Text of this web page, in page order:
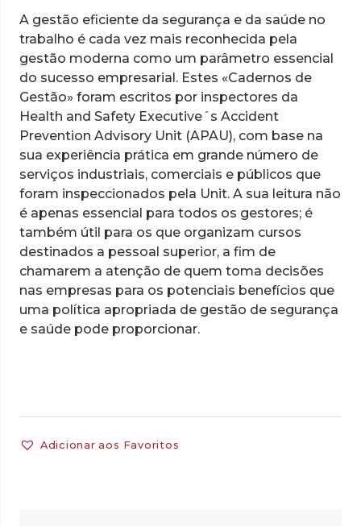
A gestão eficiente da segurança e da saúde no
trabalho é cada vez mais reconhecida pela
gestão moderna como um parâmetro essencial
do sucesso empresarial. Estes «Cadernos de
Gestão» foram escritos por inspectores da
Health and Safety Executive´s Accident
Prevention Advisory Unit (APAU), com base na
sua experiência prática em grande número de
serviços industriais, comerciais e públicos que
foram inspeccionados pela Unit. A sua leitura não
é apenas essencial para todos os gestores; é
também útil para os que organizam cursos
destinados a pessoal superior, a fim de
chamarem a atenção de quem toma decisões
nas empresas para os potenciais benefícios que
uma política apropriada de gestão de segurança
e saúde pode proporcionar.
Adicionar aos Favoritos